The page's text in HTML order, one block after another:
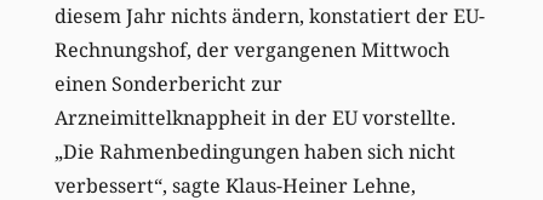
diesem Jahr nichts ändern, konstatiert der EU-
Rechnungshof, der vergangenen Mittwoch
einen Sonderbericht zur
Arzneimittelknappheit in der EU vorstellte.
„Die Rahmenbedingungen haben sich nicht
verbessert“, sagte Klaus-Heiner Lehne,